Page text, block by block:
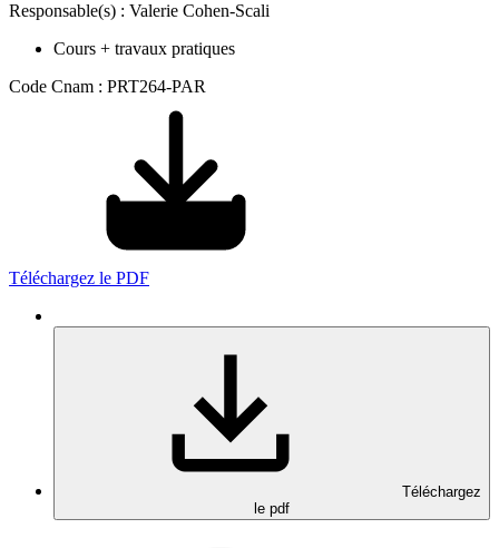
Responsable(s) : Valerie Cohen-Scali
Cours + travaux pratiques
Code Cnam : PRT264-PAR
Téléchargez le PDF
Téléchargez
le pdf